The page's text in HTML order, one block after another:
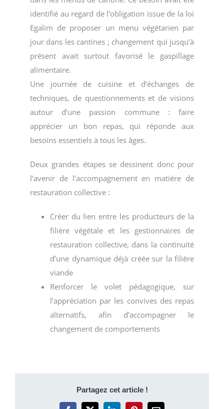
identifié au regard de l’obligation issue de la loi
Egalim de proposer un menu végétarien par
jour dans les cantines ; changement qui jusqu’à
présent avait surtout favorisé le gaspillage
alimentaire.
Une journée de cuisine et d’échanges de
techniques, de questionnements et de visions
autour d’une passion commune : faire
apprécier un bon repas, qui réponde aux
besoins essentiels à tous les âges.
Deux grandes étapes se dessinent donc pour
l’avenir de l’accompagnement en matière de
restauration collective :
Créer du lien entre les producteurs de la
filière végétale et les gestionnaires de
restauration collective, dans la continuité
d’une dynamique déjà créée sur la filière
viande
Renforcer le volet pédagogique, sur
l’appréciation par les convives des repas
alternatifs, afin d’accompagner le
changement de comportements
Partagez cet article !